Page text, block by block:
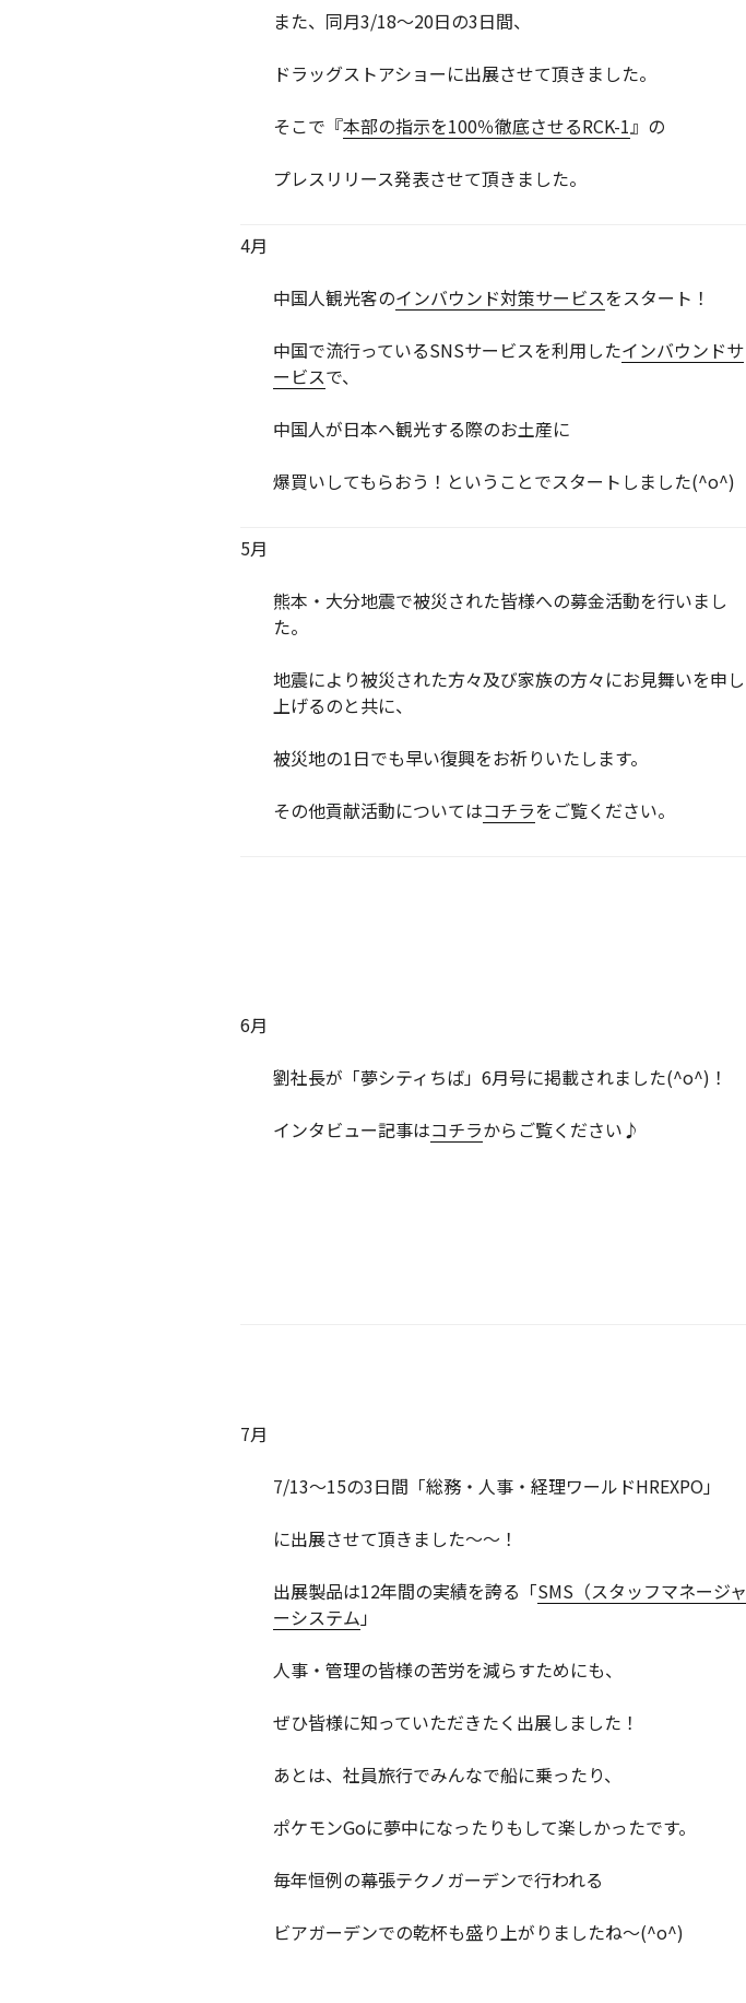
また、同月3/18～20日の3日間、
ドラッグストアショーに出展させて頂きました。
そこで『本部の指示を100％徹底させるRCK-1』の
プレスリリース発表させて頂きました。
4月
中国人観光客のインバウンド対策サービスをスタート！
中国で流行っているSNSサービスを利用したインバウンドサ
ービスで、
中国人が日本へ観光する際のお土産に
爆買いしてもらおう！ということでスタートしました(^o^)
5月
熊本・大分地震で被災された皆様への募金活動を行いまし
た。
地震により被災された方々及び家族の方々にお見舞いを申し
上げるのと共に、
被災地の1日でも早い復興をお祈りいたします。
その他貢献活動についてはコチラをご覧ください。
6月
劉社長が「夢シティちば」6月号に掲載されました(^o^)！
インタビュー記事はコチラからご覧ください♪
7月
7/13～15の3日間「総務・人事・経理ワールドHREXPO」
に出展させて頂きました～～！
出展製品は12年間の実績を誇る「SMS（スタッフマネージャ
ーシステム」
人事・管理の皆様の苦労を減らすためにも、
ぜひ皆様に知っていただきたく出展しました！
あとは、社員旅行でみんなで船に乗ったり、
ポケモンGoに夢中になったりもして楽しかったです。
毎年恒例の幕張テクノガーデンで行われる
ビアガーデンでの乾杯も盛り上がりましたね～(^o^)